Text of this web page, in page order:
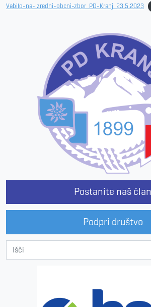
Vabilo-na-izredni-obcni-zbor_PD-Kranj_23.5.2023
Postanite naš član
Podpri društvo